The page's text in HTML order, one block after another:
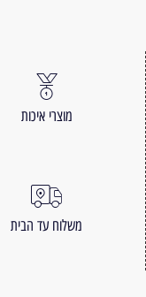
מוצרי איכות
משלוח עד הבית